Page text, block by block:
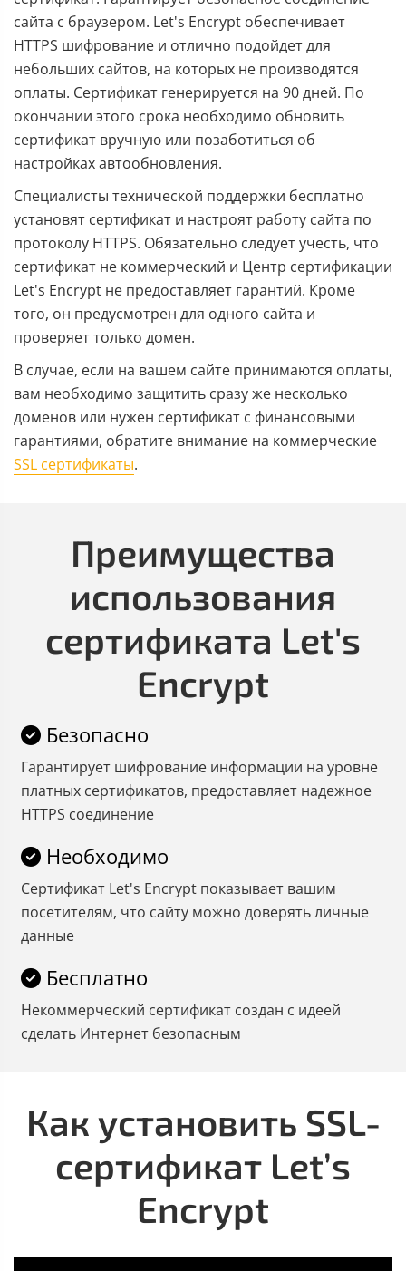
сайта с браузером. Let's Encrypt обеспечивает
HTTPS шифрование и отлично подойдет для
небольших сайтов, на которых не производятся
оплаты. Сертификат генерируется на 90 дней. По
окончании этого срока необходимо обновить
сертификат вручную или позаботиться об
настройках автообновления.
Специалисты технической поддержки бесплатно
установят сертификат и настроят работу сайта по
протоколу HTTPS. Обязательно следует учесть, что
сертификат не коммерческий и Центр сертификации
Let's Encrypt не предоставляет гарантий. Кроме
того, он предусмотрен для одного сайта и
проверяет только домен.
В случае, если на вашем сайте принимаются оплаты,
вам необходимо защитить сразу же несколько
доменов или нужен сертификат с финансовыми
гарантиями, обратите внимание на коммерческие
SSL сертификаты.
Преимущества
использования
сертификата Let's
Encrypt
Безопасно
Гарантирует шифрование информации на уровне
платных сертификатов, предоставляет надежное
HTTPS соединение
Необходимо
Cертификат Let's Encrypt показывает вашим
посетителям, что сайту можно доверять личные
данные
Бесплатно
Некоммерческий сертификат создан с идеей
сделать Интернет безопасным
Как установить SSL-
сертификат Let’s
Encrypt